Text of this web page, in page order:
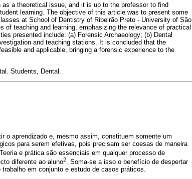
a theoretical issue, and it is up to the professor to find
learning. The objective of this article was to present some
at School of Dentistry of Ribeirão Preto - University of São
teaching and learning, emphasizing the relevance of practical
presented include: (a) Forensic Archaeology; (b) Dental
and teaching stations. It is concluded that the
and applicable, bringing a forensic experience to the
Students, Dental.
o aprendizado e, mesmo assim, constituem somente um
para serem efetivas, pois precisam ser coesas de maneira
e prática são essenciais em qualquer processo de
diferente ao aluno2. Soma-se a isso o benefício de despertar
em conjunto e estudo de casos práticos.